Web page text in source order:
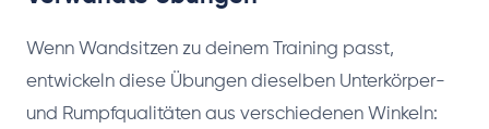
Wenn Wandsitzen zu deinem Training passt,
entwickeln diese Übungen dieselben Unterkörper-
und Rumpfqualitäten aus verschiedenen Winkeln: